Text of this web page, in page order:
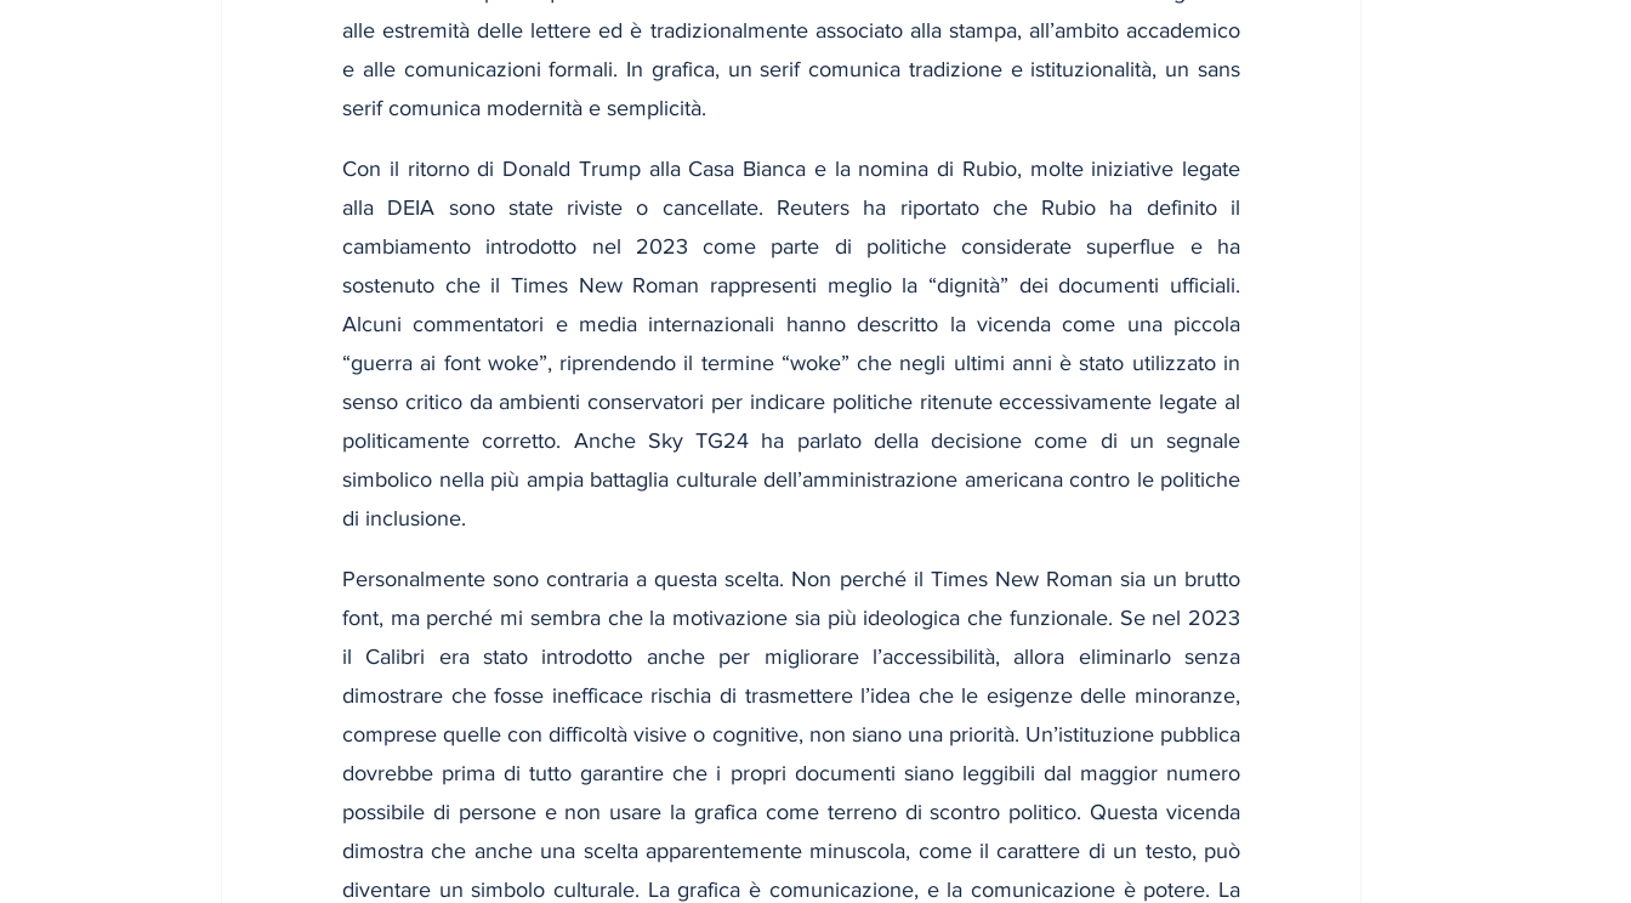
alle estremità delle lettere ed è tradizionalmente associato alla stampa, all’ambito accademico
e alle comunicazioni formali. In grafica, un serif comunica tradizione e istituzionalità, un sans
serif comunica modernità e semplicità.
Con il ritorno di Donald Trump alla Casa Bianca e la nomina di Rubio, molte iniziative legate
alla DEIA sono state riviste o cancellate. Reuters ha riportato che Rubio ha definito il
cambiamento introdotto nel 2023 come parte di politiche considerate superflue e ha
sostenuto che il Times New Roman rappresenti meglio la “dignità” dei documenti ufficiali.
Alcuni commentatori e media internazionali hanno descritto la vicenda come una piccola
“guerra ai font woke”, riprendendo il termine “woke” che negli ultimi anni è stato utilizzato in
senso critico da ambienti conservatori per indicare politiche ritenute eccessivamente legate al
politicamente corretto. Anche Sky TG24 ha parlato della decisione come di un segnale
simbolico nella più ampia battaglia culturale dell’amministrazione americana contro le politiche
di inclusione.
Personalmente sono contraria a questa scelta. Non perché il Times New Roman sia un brutto
font, ma perché mi sembra che la motivazione sia più ideologica che funzionale. Se nel 2023
il Calibri era stato introdotto anche per migliorare l’accessibilità, allora eliminarlo senza
dimostrare che fosse inefficace rischia di trasmettere l’idea che le esigenze delle minoranze,
comprese quelle con difficoltà visive o cognitive, non siano una priorità. Un’istituzione pubblica
dovrebbe prima di tutto garantire che i propri documenti siano leggibili dal maggior numero
possibile di persone e non usare la grafica come terreno di scontro politico. Questa vicenda
dimostra che anche una scelta apparentemente minuscola, come il carattere di un testo, può
diventare un simbolo culturale. La grafica è comunicazione, e la comunicazione è potere. La